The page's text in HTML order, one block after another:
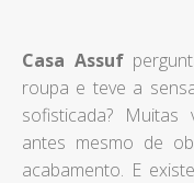
Casa Assuf
roupa e teve a
sofisticada? Muitas
antes mesmo de
acabamento. E